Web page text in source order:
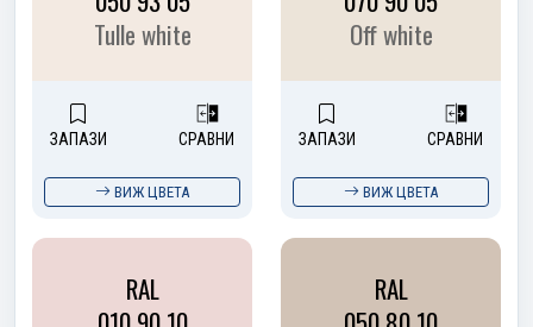
Tulle white
ЗАПАЗИ СРАВНИ
ВИЖ ЦВЕТА
Off white
ЗАПАЗИ СРАВНИ
ВИЖ ЦВЕТА
RAL
RAL